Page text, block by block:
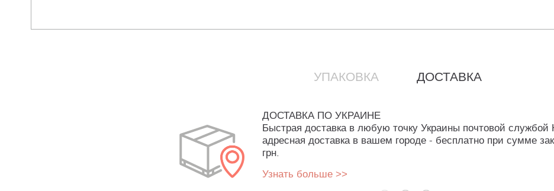
УПАКОВКА ДОСТАВКА
ДОСТАВКА ПО УКРАИНЕ
Быстрая доставка в любую точку Украины почтовой службой
адресная доставка в вашем городе - бесплатно при сумме
грн.
Узнать больше >>